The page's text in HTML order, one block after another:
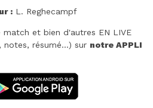
: L. Reghecampf
et bien d'autres EN LIVE
résumé...) sur notre APPLI